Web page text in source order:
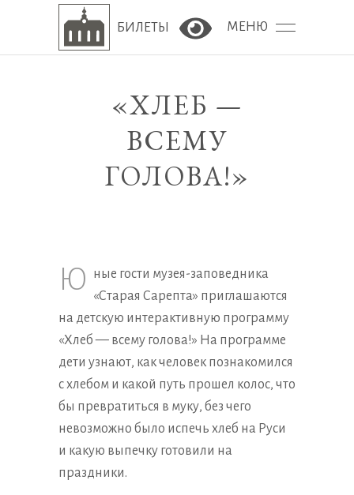
БИЛЕТЫ Версия сайта для
МЕНЮ
«ХЛЕБ —
ВСЕМУ
ГОЛОВА!»
Ю
ные гости музея-заповедника
«Старая Сарепта» приглашаются
на детскую интерактивную программу
«Хлеб — всему голова!» На программе
дети узнают, как человек познакомился
с хлебом и какой путь прошел колос, что
бы превратиться в муку, без чего
невозможно было испечь хлеб на Руси
и какую выпечку готовили на
праздники.